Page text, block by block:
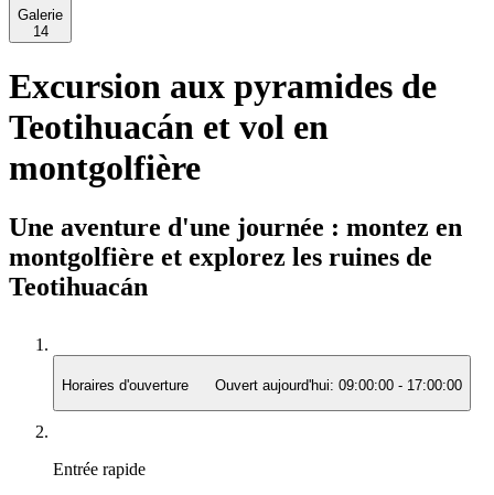
Galerie
14
Excursion aux pyramides de
Teotihuacán et vol en
montgolfière
Une aventure d'une journée : montez en
montgolfière et explorez les ruines de
Teotihuacán
Horaires d'ouverture Ouvert aujourd'hui: 09:00:00 - 17:00:00
Entrée rapide